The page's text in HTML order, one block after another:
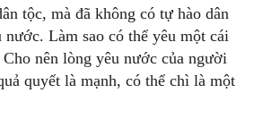
tộc, mà đã không có tự hào dân
Làm sao có thể yêu một cái
nên lòng yêu nước của người
quyết là mạnh, có thể chì là một